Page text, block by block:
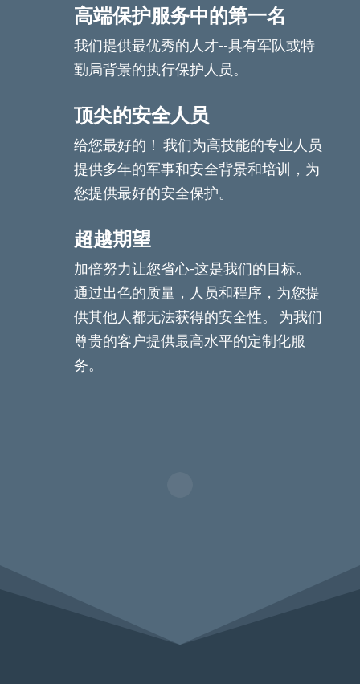
高端保护服务中的第一名
我们提供最优秀的人才--具有军队或特
勤局背景的执行保护人员。
顶尖的安全人员
给您最好的！ 我们为高技能的专业人员
提供多年的军事和安全背景和培训，为
您提供最好的安全保护。
超越期望
加倍努力让您省心-这是我们的目标。
通过出色的质量，人员和程序，为您提
供其他人都无法获得的安全性。 为我们
尊贵的客户提供最高水平的定制化服
务。